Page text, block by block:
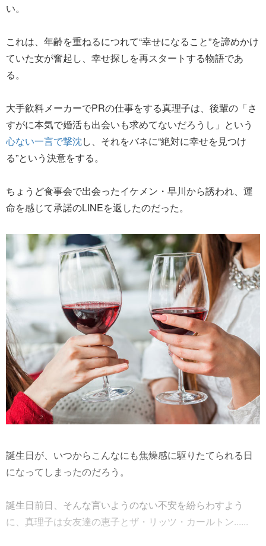
い。
これは、年齢を重ねるにつれて“幸せになること”を諦めかけ
ていた女が奮起し、幸せ探しを再スタートする物語であ
る。
大手飲料メーカーでPRの仕事をする真理子は、後輩の「さ
すがに本気で婚活も出会いも求めてないだろうし」という
心ない一言で撃沈し、それをバネに“絶対に幸せを見つけ
る”という決意をする。
ちょうど食事会で出会ったイケメン・早川から誘われ、運
命を感じて承諾のLINEを返したのだった。
誕生日が、いつからこんなにも焦燥感に駆りたてられる日
になってしまったのだろう。
誕生日前日、そんな言いようのない不安を紛らわすよう
に、真理子は女友達の恵子とザ・リッツ・カールトン......